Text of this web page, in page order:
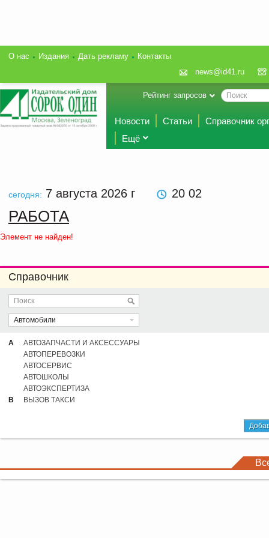
О нас Издания Дать рекламу
Контакты
news@id41.ru
Рейтинг запросов
Новости Статьи
Справочник
Ещё
сегодня: 7 августа 2026 г 20 02
РАБОТА
Элемент не найден!
Справочник
Автомобили
А
АВТОЗАПЧАСТИ И АКСЕССУАРЫ
АВТОПЕРЕВОЗКИ
АВТОСЕРВИС
АВТОШКОЛЫ
АВТОЭКСПЕРТИЗА
В
ВЫЗОВ ТАКСИ